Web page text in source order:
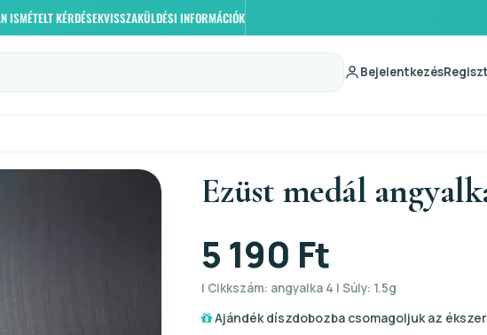
ISMÉTELT KÉRDÉSEKVISSZAKÜLDÉSI INFORMÁCIÓK
Bejelentkezés
Ezüst medál
5 190 Ft
| Cikkszám: angyalka 4 | Súly: 1.5g
Ajándék díszdobozba csomagoljuk az